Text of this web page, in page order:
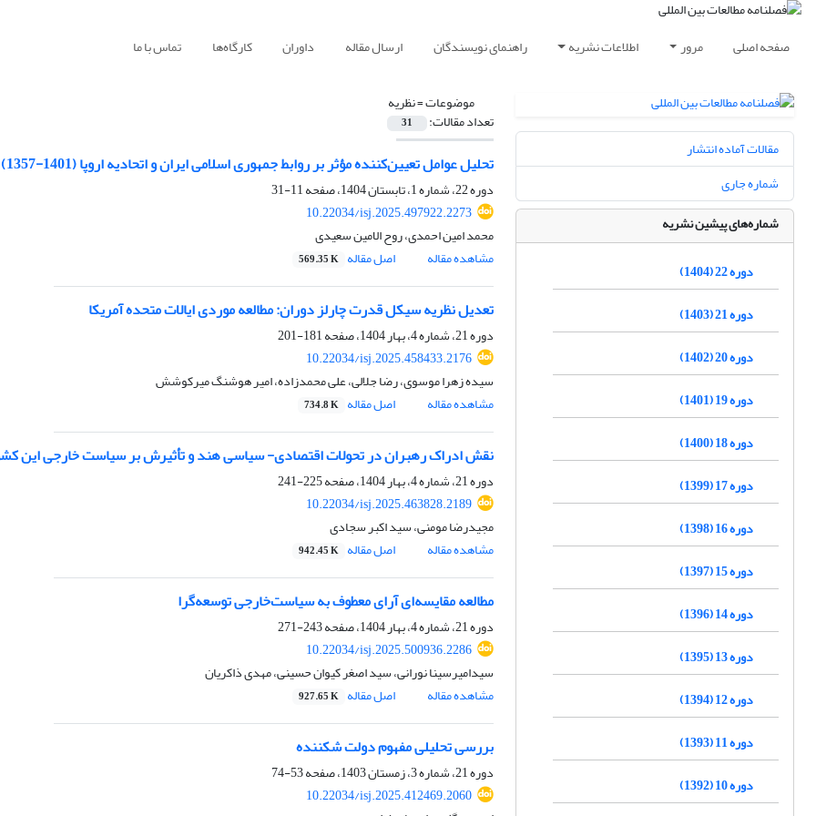
صفحه اصلی مرور اطلاعات نشریه راهنمای نویسندگان ارسال مقاله داوران کارگاه‌ها تماس با ما
موضوعات =نظریه
تعداد مقالات: 31
تحلیل عوامل تعیین‌کننده مؤثر بر روابط جمهوری اسلامی ایران و اتحادیه اروپا (1401-1357) از دیدگاه نظریه گفتمان
دوره 22، شماره 1، تابستان 1404، صفحه
11-31
10.22034/isj.2025.497922.2273
محمد امین احمدی، روح الامین سعیدی
مشاهده مقاله
اصل مقاله 569.35 K
تعدیل نظریه سیکل قدرت چارلز دوران: مطالعه موردی ایالات متحده آمریکا
دوره 21، شماره 4، بهار 1404، صفحه
181-201
10.22034/isj.2025.458433.2176
سیده زهرا موسوی، رضا جلالی، علی محمدزاده، امیر هوشنگ میرکوشش
مشاهده مقاله
اصل مقاله 734.8 K
نقش ادراک رهبران در تحولات اقتصادی- سیاسی هند و تأثیرش بر سیاست خارجی این
دوره 21، شماره 4، بهار 1404، صفحه
225-241
10.22034/isj.2025.463828.2189
مجیدرضا مومنی، سید اکبر سجادی
مشاهده مقاله
اصل مقاله 942.45 K
مطالعه مقایسه‌ای آرای معطوف به سیاست‌خارجی توسعه‌گرا
دوره 21، شماره 4، بهار 1404، صفحه
243-271
10.22034/isj.2025.500936.2286
سیدامیرسینا نورانی، سید اصغر کیوان حسینی، مهدی ذاکریان
مشاهده مقاله
اصل مقاله 927.65 K
بررسی تحلیلی مفهوم دولت شکننده
دوره 21، شماره 3، زمستان 1403، صفحه
53-74
10.22034/isj.2025.412469.2060
مقالات آماده انتشار
شماره جاری
شماره‌های پیشین نشریه
دوره 22 (1404)
دوره 21 (1403)
دوره 20 (1402)
دوره 19 (1401)
دوره 18 (1400)
دوره 17 (1399)
دوره 16 (1398)
دوره 15 (1397)
دوره 14 (1396)
دوره 13 (1395)
دوره 12 (1394)
دوره 11 (1393)
دوره 10 (1392)